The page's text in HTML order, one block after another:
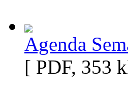
Agenda
[ PDF, 353